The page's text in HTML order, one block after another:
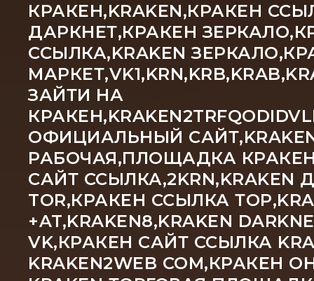
КРАКЕН,KRAKEN,КРАКЕН
ДАРКНЕТ,КРАКЕН
ССЫЛКА,KRAKEN
ЗАЙТИ НА
ОФИЦИАЛЬНЫЙ
РАБОЧАЯ,ПЛОЩАДКА
САЙТ
TOR,КРАКЕН ССЫЛКА
+AT,KRAKEN8,KRAKEN
VK,КРАКЕН САЙТ ССЫЛКА
KRAKEN2WEB COM,КРАКЕН